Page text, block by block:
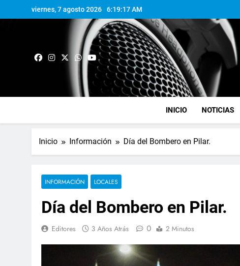
viernes, 7 agosto 2026 6:19:18 AM
INICIO NOTICIAS
Inicio Información Día del Bombero en Pilar.
INFORMACIÓN LOCALES
Día del Bombero en Pilar.
Editores 3 Años Atrás 0 2 Minutos